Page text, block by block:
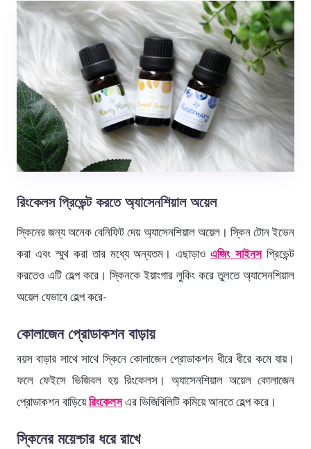
রিংকেলস প্রিভেন্ট করতে অ্যাসেনশিয়াল অয়েল
স্কিনের জন্য অনেক বেনিফিট দেয় অ্যাসেনশিয়াল অয়েল। স্কিন টোন ইভেন
করা এবং স্মুথ করা তার মধ্যে অন্যতম। এছাড়াওএজিং সাইনসপ্রিভেন্ট
করতেও এটি হেল্প করে। স্কিনকে ইয়াংগার লুকিং করে তুলতে অ্যাসেনশিয়াল
অয়েল যেভাবে হেল্প করে-
কোলাজেন প্রোডাকশন বাড়ায়
বয়স বাড়ার সাথে সাথে স্কিনে কোলাজেন প্রোডাকশন ধীরে ধীরে কমে যায়।
ফলে ফেইসে ভিজিবল হয় রিংকেলস। অ্যাসেনশিয়াল অয়েল কোলাজেন
প্রোডাকশন বাড়িয়েরিংকেলসএর ভিজিবিলিটি কমিয়ে আনতে হেল্প করে।
স্কিনের ময়েশ্চার ধরে রাখে